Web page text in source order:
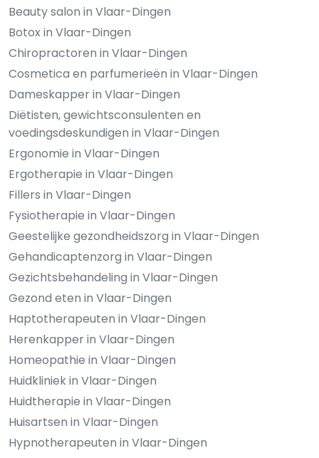
Beauty salon in Vlaar-Dingen
Botox in Vlaar-Dingen
Chiropractoren in Vlaar-Dingen
Cosmetica en parfumerieën in Vlaar-Dingen
Dameskapper in Vlaar-Dingen
Diëtisten, gewichtsconsulenten en
voedingsdeskundigen in Vlaar-Dingen
Ergonomie in Vlaar-Dingen
Ergotherapie in Vlaar-Dingen
Fillers in Vlaar-Dingen
Fysiotherapie in Vlaar-Dingen
Geestelijke gezondheidszorg in Vlaar-Dingen
Gehandicaptenzorg in Vlaar-Dingen
Gezichtsbehandeling in Vlaar-Dingen
Gezond eten in Vlaar-Dingen
Haptotherapeuten in Vlaar-Dingen
Herenkapper in Vlaar-Dingen
Homeopathie in Vlaar-Dingen
Huidkliniek in Vlaar-Dingen
Huidtherapie in Vlaar-Dingen
Huisartsen in Vlaar-Dingen
Hypnotherapeuten in Vlaar-Dingen